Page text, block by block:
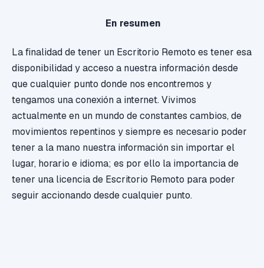
En resumen
La finalidad de tener un Escritorio Remoto es tener esa
disponibilidad y acceso a nuestra información desde
que cualquier punto donde nos encontremos y
tengamos una conexión a internet. Vivimos
actualmente en un mundo de constantes cambios, de
movimientos repentinos y siempre es necesario poder
tener a la mano nuestra información sin importar el
lugar, horario e idioma; es por ello la importancia de
tener una licencia de Escritorio Remoto para poder
seguir accionando desde cualquier punto.